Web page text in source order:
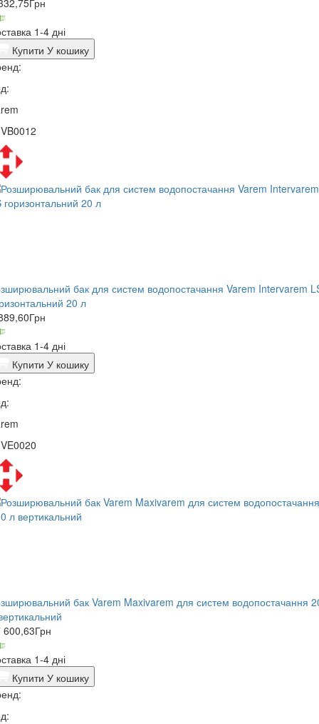
Грн
1-4 дні
Купити У кошику
бак для систем водопостачання Varem Intervarem
20 л
Грн
1-4 дні
Купити У кошику
бак Varem Maxivarem для систем водопостачання
600,63Грн
1-4 дні
Купити У кошику